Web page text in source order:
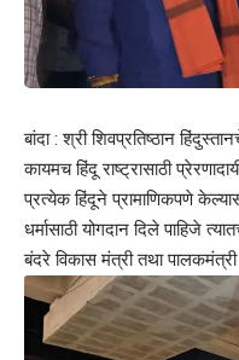
बांदा : श्री शिवप्रतिष्ठान
कायमच हिंदू राष्ट्रासाठी
प्रत्येक हिंदूने प्रामाणिकपणे
धर्मासाठी योगदान दिले पाहिजे
बंदरे विकास मंत्री तथा